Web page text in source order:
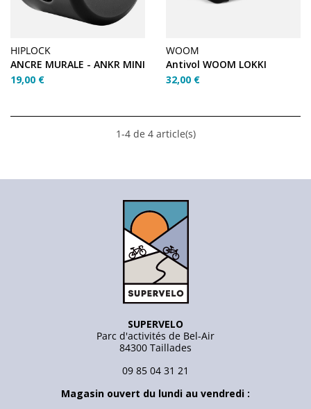
HIPLOCK
ANCRE MURALE - ANKR MINI
19,00 €
WOOM
Antivol WOOM LOKKI
32,00 €
1-4 de 4 article(s)
SUPERVELO
Parc d'activités de Bel-Air
84300 Taillades
09 85 04 31 21
Magasin ouvert du lundi au vendredi :